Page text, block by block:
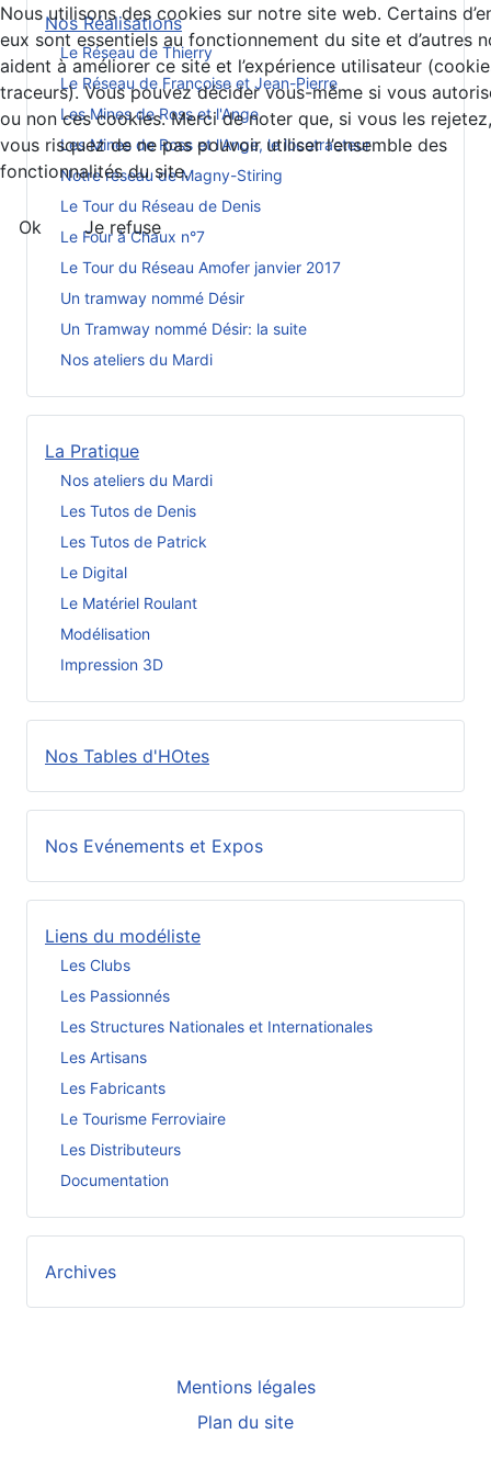
Nos Réalisations
Le Réseau de Thierry
Le Réseau de Françoise et Jean-Pierre
Les Mines de Ross et l'Ange
Les Mines de Ross et l'Ange, le locotracteur
Notre réseau de Magny-Stiring
Le Tour du Réseau de Denis
Le Four à Chaux n°7
Le Tour du Réseau Amofer janvier 2017
Un tramway nommé Désir
Un Tramway nommé Désir: la suite
Nos ateliers du Mardi
La Pratique
Nos ateliers du Mardi
Les Tutos de Denis
Les Tutos de Patrick
Le Digital
Le Matériel Roulant
Modélisation
Impression 3D
Nos Tables d'HOtes
Nos Evénements et Expos
Liens du modéliste
Les Clubs
Les Passionnés
Les Structures Nationales et Internationales
Les Artisans
Les Fabricants
Le Tourisme Ferroviaire
Les Distributeurs
Documentation
Archives
Mentions légales
Plan du site
Nous utilisons des cookies sur notre site web. Certains
eux sont essentiels au fonctionnement du site et d’autres
aident à améliorer ce site et l’expérience utilisateur
traceurs). Vous pouvez décider vous-même si vous
ou non ces cookies. Merci de noter que, si vous les rejetez,
vous risquez de ne pas pouvoir utiliser l’ensemble des
fonctionnalités du site.
Ok Je refuse